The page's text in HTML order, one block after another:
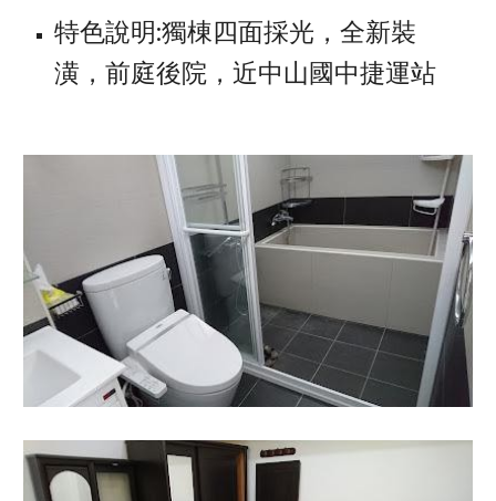
特色說明:獨棟四面採光，全新裝
潢，前庭後院，近中山國中捷運站